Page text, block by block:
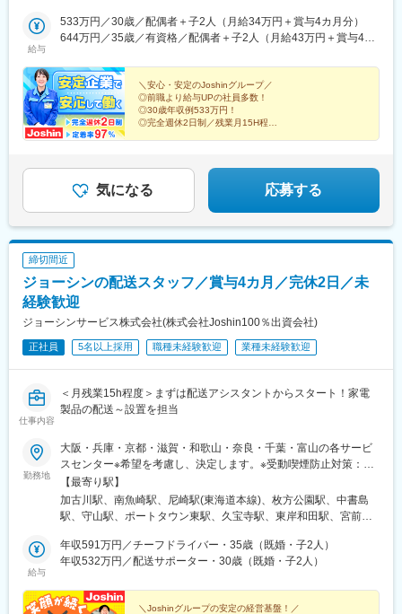
奈川県)、尻手駅、矢向駅、小田栄駅、南流山駅、二俣新町駅、南
柏駅、船橋競馬場駅、柏駅、大森台駅、西川越駅、朝霞駅、与野
槻駅、南越谷駅、吉川駅、蟹江駅、奥田駅、東海通駅、六番町
駅、大同町駅、今伊勢駅、清洲駅、島氏永駅、緒川駅、上飯田
駅、茶屋ケ坂駅、小牧口駅、三河知立駅、小牧原駅、豊明駅、赤
池駅(愛知県)、神領駅、新豊田駅、西大寺駅、備前西市駅、岡山
駅、備前三門駅、倉敷駅、常盤駅(岡山県)、鴨方駅、笠岡駅、道上
成駅、阿波中島駅、南小松島駅、中田駅(徳島県)、西麻植駅、讃岐
白鳥駅、屋島駅、元山駅(香川県)、円座駅、綾川駅、丸亀駅、多度
津駅、伊予三島駅、新居浜駅、伊予富田駅、粟井駅、山西駅、高
知駅前駅、桟橋通五丁目駅、大間駅、具同駅、石山駅、草津駅(滋
賀県)、下井阪駅、紀伊小倉駅、日前宮駅、紀伊中ノ島駅、田中口
駅、宮前駅、和歌山港駅、海南駅、箕島駅、道成寺駅、紀伊田辺
駅、生駒駅、三郷駅(奈良県)、志都美駅、近鉄下田駅、大和小泉
駅、法隆寺駅、筒井駅、新大宮駅、尺土駅、二階堂駅、香久山
駅、越部駅、榛原駅、なんば駅(地下鉄)、本町駅、大国町駅、大阪
ビジネスパーク駅、千鳥橋駅、寺田町駅、ＪＲ野江駅、関目駅、
千船駅、ＪＲ河内永和駅、浅香山駅、綾ノ町駅、なかもず駅、山
田駅(大阪府・阪急線)、森駅(大阪府)、同志社前駅、石田駅(京都
(京都府)、三宅八幡駅、出屋敷駅、武庫川駅、中山観音駅、甲南山
手駅、魚崎駅、摩耶駅、西元町駅、山陽姫路駅、府中競馬正門前
駅、砂田橋駅、豊田市駅、西川緑道公園駅、倉敷市駅、広大附属
学校前駅、広島港・宇品駅、高知駅、多ノ郷駅、和歌山駅、香芝
駅、耳成駅、大阪難波駅、西小山駅、西大橋駅、芦原橋駅、京橋
駅(大阪府)、大阪阿部野橋駅、河内永和駅、神明町駅、中百舌鳥
駅、竹田駅(京都府)、六地蔵駅(奈良線)、太秦天神川駅、元田中
本郷三丁目駅、王子駅前駅、扇大橋駅、浜川崎駅、岡山駅前駅、
皆実町二丁目駅、海岸通駅、高知橋駅
駅、日吉駅(神奈川県)、東小金井駅、六町駅、くぬぎ山駅、豊春
駅、田添駅、磯部駅(石川県)、羽生田駅、黒井駅(新潟県)
給与
533万円／30歳／配偶者＋子2人（月給34万円＋賞与4カ月分）
644万円／35歳／有資格／配偶者＋子2人（月給43万円＋賞与4カ
＼安心・安定のJoshinグループ／
◎前職より給与UPの社員多数！
◎30歳年収例533万円！
◎完全週休2日制／残業月15H程
気になる 応募する
締切間近
ジョーシンの配送スタッフ／賞与4カ月／完休2日／未
経験歓迎
ジョーシンサービス株式会社(株式会社Joshin100％出資会社)
正社員 5名以上採用 職種未経験歓迎 業種未経験歓迎
仕事内容
＜月残業15h程度＞まずは配送アシスタントからスタート！家電
製品の配送～設置を担当
勤務地
大阪・兵庫・京都・滋賀・和歌山・奈良・千葉・富山の各サービ
スセンター※希望を考慮し、決定します。※受動喫煙防止対策：屋
内全面禁煙
【最寄り駅】
加古川駅、南魚崎駅、尼崎駅(東海道本線)、枚方公園駅、中書島
駅、守山駅、ポートタウン東駅、久宝寺駅、東岸和田駅、宮前
給与
年収591万円／チーフドライバー・35歳（既婚・子2人）
年収532万円／配送サポーター・30歳（既婚・子2人）
＼Joshinグループの安定の経営基盤！／